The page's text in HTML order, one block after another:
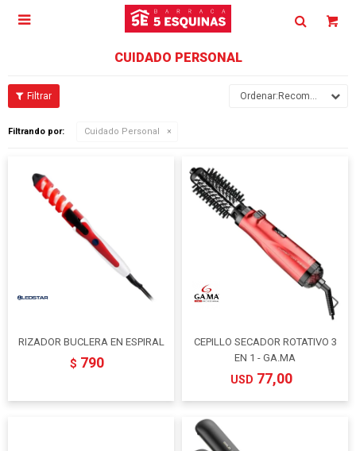

CUIDADO PERSONAL
Recomendados
Filtrando por: Cuidado Personal
RIZADOR BUCLERA EN ESPIRAL
$ 790
CEPILLO SECADOR ROTATIVO 3
EN 1 - GA.MA
USD 77,00